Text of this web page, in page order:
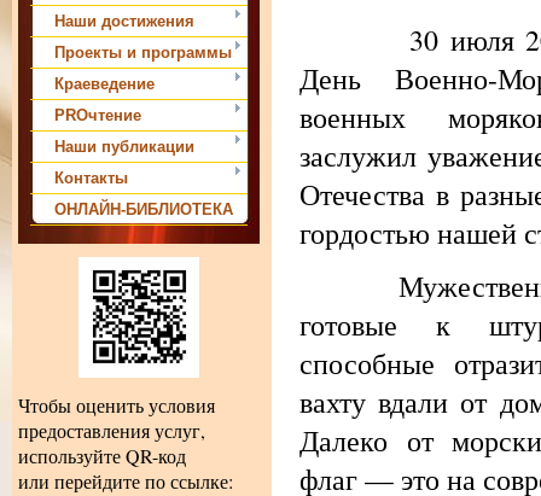
Наши достижения
Проекты и программы
Краеведение
PROчтение
Наши публикации
Контакты
ОНЛАЙН-БИБЛИОТЕКА
Чтобы оценить условия
предоставления услуг,
используйте QR-код
или перейдите по ссылке:
30 июля
День Военно-
военных
заслужил
Отечества в
гордостью
готовые к
способные
вахту вдали от
Далеко от
флаг — это на